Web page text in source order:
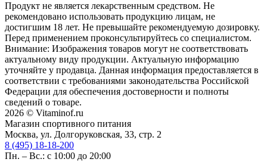
Продукт не является лекарственным средством. Не
рекомендовано использовать продукцию лицам, не
достигшим 18 лет. Не превышайте рекомендуемую дозировку.
Перед применением проконсультируйтесь со специалистом.
Внимание: Изображения товаров могут не соответствовать
актуальному виду продукции. Актуальную информацию
уточняйте у продавца. Данная информация предоставляется в
соответствии с требованиями законодательства Российской
Федерации для обеспечения достоверности и полноты
сведений о товаре.
2026 © Vitaminof.ru
Магазин спортивного питания
Москва, ул. Долгоруковская, 33, стр. 2
8 (495) 18-18-200
Пн. – Вс.: с 10:00 до 20:00